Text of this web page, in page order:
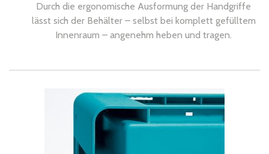
Durch die ergonomische Ausformung der Handgriffe
lässt sich der Behälter – selbst bei komplett gefülltem
Innenraum – angenehm heben und tragen.